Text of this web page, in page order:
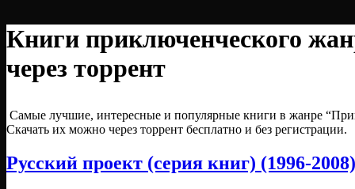
Книги приключенческого
через торрент
Самые лучшие, интересные и популярные книги в жанре
Скачать их можно через торрент бесплатно и без регистрации.
Русский проект (серия книг) (1996-2008)